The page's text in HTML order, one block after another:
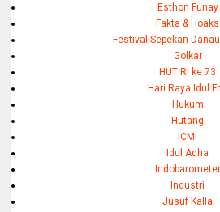
Esthon Funay
Fakta & Hoaks
Festival Sepekan
Golkar
HUT RI ke 73
Hari Raya Idul
Hukum
Hutang
ICMI
Idul Adha
Indobarometer
Industri
Jusuf Kalla